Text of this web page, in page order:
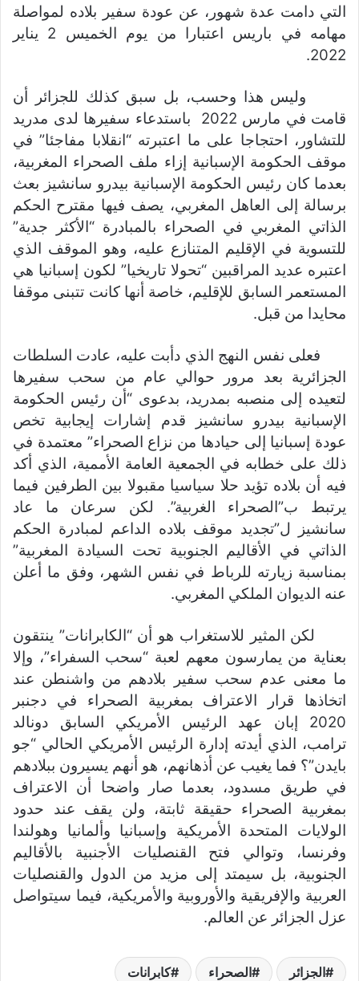
التي دامت عدة شهور، عن عودة سفير بلاده لمواصلة
مهامه في باريس اعتبارا من يوم الخميس 2 يناير
2022.
وليس هذا وحسب، بل سبق كذلك للجزائر أن
قامت في مارس 2022 باستدعاء سفيرها لدى مدريد
للتشاور، احتجاجا على ما اعتبرته “انقلابا مفاجئا” في
موقف الحكومة الإسبانية إزاء ملف الصحراء المغربية،
بعدما كان رئيس الحكومة الإسبانية بيدرو سانشيز بعث
برسالة إلى العاهل المغربي، يصف فيها مقترح الحكم
الذاتي المغربي في الصحراء بالمبادرة “الأكثر جدية”
للتسوية في الإقليم المتنازع عليه، وهو الموقف الذي
اعتبره عديد المراقبين “تحولا تاريخيا” لكون إسبانيا هي
المستعمر السابق للإقليم، خاصة أنها كانت تتبنى موقفا
محايدا من قبل.
فعلى نفس النهج الذي دأبت عليه، عادت السلطات
الجزائرية بعد مرور حوالي عام من سحب سفيرها
لتعيده إلى منصبه بمدريد، بدعوى “أن رئيس الحكومة
الإسبانية بيدرو سانشيز قدم إشارات إيجابية تخص
عودة إسبانيا إلى حيادها من نزاع الصحراء” معتمدة في
ذلك على خطابه في الجمعية العامة الأممية، الذي أكد
فيه أن بلاده تؤيد حلا سياسيا مقبولا بين الطرفين فيما
يرتبط ب”الصحراء الغربية”. لكن سرعان ما عاد
سانشيز ل”تجديد موقف بلاده الداعم لمبادرة الحكم
الذاتي في الأقاليم الجنوبية تحت السيادة المغربية”
بمناسبة زيارته للرباط في نفس الشهر، وفق ما أعلن
عنه الديوان الملكي المغربي.
لكن المثير للاستغراب هو أن “الكابرانات” ينتقون
بعناية من يمارسون معهم لعبة “سحب السفراء”، وإلا
ما معنى عدم سحب سفير بلادهم من واشنطن عند
اتخاذها قرار الاعتراف بمغربية الصحراء في دجنبر
2020 إبان عهد الرئيس الأمريكي السابق دونالد
ترامب، الذي أيدته إدارة الرئيس الأمريكي الحالي “جو
بايدن”؟ فما يغيب عن أذهانهم، هو أنهم يسيرون ببلادهم
في طريق مسدود، بعدما صار واضحا أن الاعتراف
بمغربية الصحراء حقيقة ثابتة، ولن يقف عند حدود
الولايات المتحدة الأمريكية وإسبانيا وألمانيا وهولندا
وفرنسا، وتوالي فتح القنصليات الأجنبية بالأقاليم
الجنوبية، بل سيمتد إلى مزيد من الدول والقنصليات
العربية والإفريقية والأوروبية والأمريكية، فيما سيتواصل
عزل الجزائر عن العالم.
الجزائر الصحراء كابرانات